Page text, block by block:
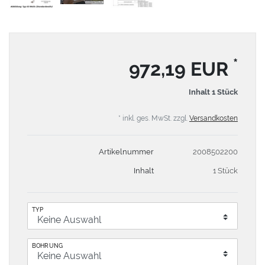
972,19 EUR *
Inhalt 1 Stück
* inkl. ges. MwSt. zzgl. Versandkosten
Artikelnummer 2008502200
Inhalt 1 Stück
TYP
BOHRUNG